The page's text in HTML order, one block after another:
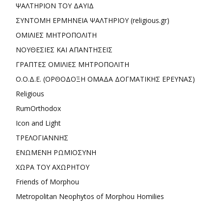
ΨΑΛΤΗΡΙΟΝ ΤΟΥ ΔΑΥΙΔ
ΣΥΝΤΟΜΗ ΕΡΜΗΝΕΙΑ ΨΑΛΤΗΡΙΟΥ (religious.gr)
ΟΜΙΛΙΕΣ ΜΗΤΡΟΠΟΛΙΤΗ
ΝΟΥΘΕΣΙΕΣ ΚΑΙ ΑΠΑΝΤΗΣΕΙΣ
ΓΡΑΠΤΕΣ ΟΜΙΛΙΕΣ ΜΗΤΡΟΠΟΛΙΤΗ
Ο.Ο.Δ.Ε. (ΟΡΘΟΔΟΞΗ ΟΜΑΔΑ ΔΟΓΜΑΤΙΚΗΣ ΕΡΕΥΝΑΣ)
Religious
RumOrthodox
Icon and Light
ΤΡΕΛΟΓΙΑΝΝΗΣ
ΕΝΩΜΕΝΗ ΡΩΜΙΟΣΥΝΗ
ΧΩΡΑ ΤΟΥ ΑΧΩΡΗΤΟΥ
Friends of Morphou
Metropolitan Neophytos of Morphou Homilies